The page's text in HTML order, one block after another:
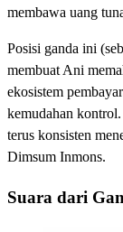
membawa uang
Posisi ganda ini
membuat Ani
ekosistem
kemudahan
terus konsisten
Dimsum Inmons.
Suara dari